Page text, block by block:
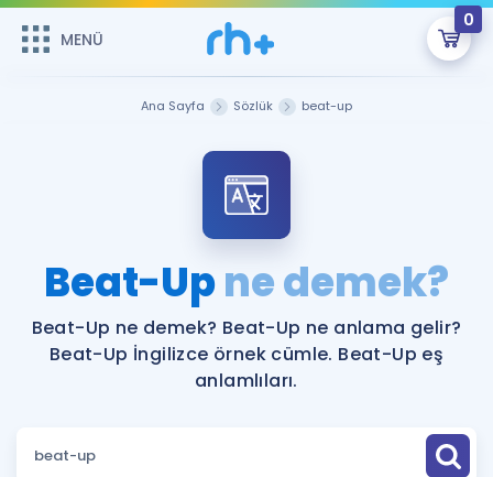
MENÜ
0
Şifremi Hatırlamıyorum
ÜYE DEĞİLİM
Sepetin Şu An Boş.
Remzi Hoca ile seni sınava hazırlayacak onlarca eğitim seni
bekliyor!
MENÜ
Katılımcı Görüşleri
Faydalı Araçlar
Sözlük
Hakkımızda
Ana Sayfa Sözlük beat-up
Beat-Upne demek?
Beat-Up ne demek? Beat-Up ne anlama gelir?
Beat-Up İngilizce örnek cümle. Beat-Up eş
anlamlıları.